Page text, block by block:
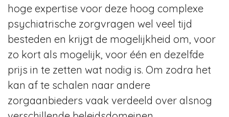
hoge expertise voor deze hoog complexe
psychiatrische zorgvragen wel veel tijd
besteden en krijgt de mogelijkheid om, voor
zo kort als mogelijk, voor één en dezelfde
prijs in te zetten wat nodig is. Om zodra het
kan af te schalen naar andere
zorgaanbieders vaak verdeeld over alsnog